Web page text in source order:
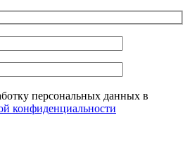
персональных данных в
конфиденциальности